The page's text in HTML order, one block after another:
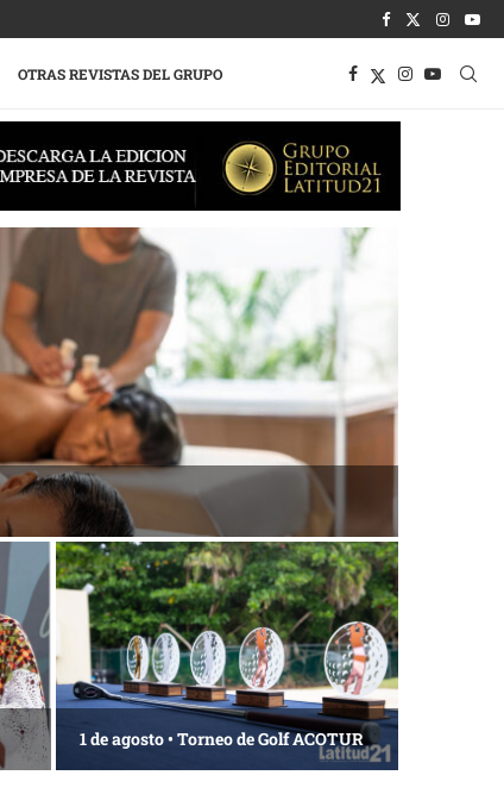
OTRAS REVISTAS DEL GRUPO
1 de agosto • Torneo de Golf ACOTUR